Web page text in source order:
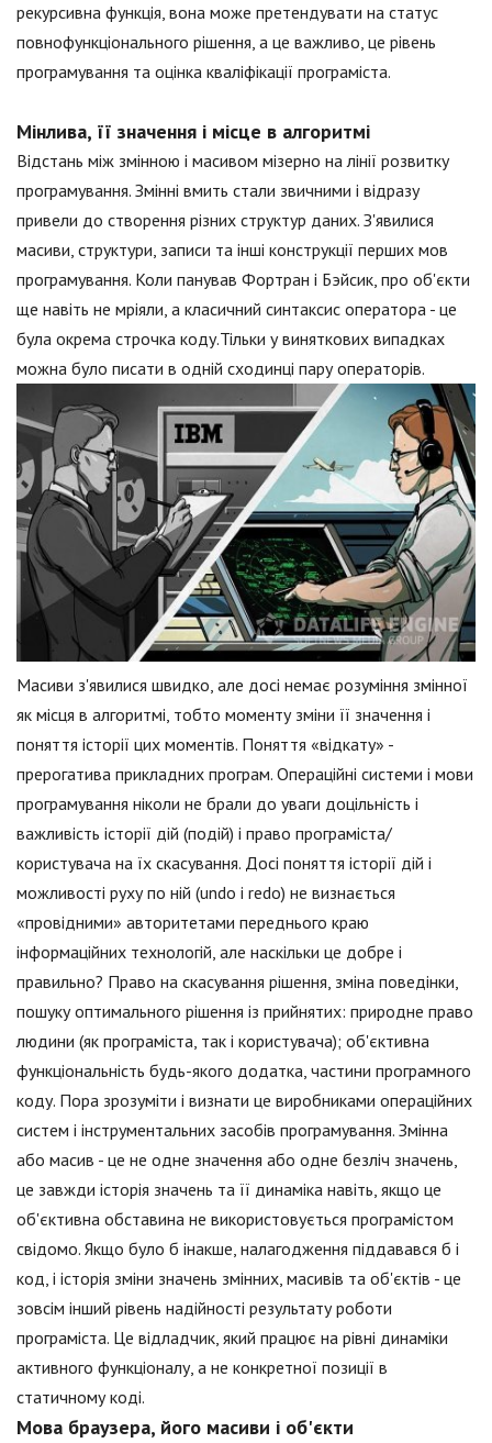
рекурсивна функція, вона може претендувати на статус
повнофункціонального рішення, а це важливо, це рівень
програмування та оцінка кваліфікації програміста.
Мінлива, її значення і місце в алгоритмі
Відстань між змінною і масивом мізерно на лінії розвитку
програмування. Змінні вмить стали звичними і відразу
привели до створення різних структур даних. З'явилися
масиви, структури, записи та інші конструкції перших мов
програмування. Коли панував Фортран і Бэйсик, про об'єкти
ще навіть не мріяли, а класичний синтаксис оператора - це
була окрема строчка коду.Тільки у виняткових випадках
можна було писати в одній сходинці пару операторів.
Масиви з'явилися швидко, але досі немає розуміння змінної
як місця в алгоритмі, тобто моменту зміни її значення і
поняття історії цих моментів. Поняття «відкату» -
прерогатива прикладних програм. Операційні системи і мови
програмування ніколи не брали до уваги доцільність і
важливість історії дій (подій) і право програміста/
користувача на їх скасування. Досі поняття історії дій і
можливості руху по ній (undo і redo) не визнається
«провідними» авторитетами переднього краю
інформаційних технологій, але наскільки це добре і
правильно? Право на скасування рішення, зміна поведінки,
пошуку оптимального рішення із прийнятих: природне право
людини (як програміста, так і користувача); об'єктивна
функціональність будь-якого додатка, частини програмного
коду. Пора зрозуміти і визнати це виробниками операційних
систем і інструментальних засобів програмування. Змінна
або масив - це не одне значення або одне безліч значень,
це завжди історія значень та її динаміка навіть, якщо це
об'єктивна обставина не використовується програмістом
свідомо. Якщо було б інакше, налагодження піддавався б і
код, і історія зміни значень змінних, масивів та об'єктів - це
зовсім інший рівень надійності результату роботи
програміста. Це відладчик, який працює на рівні динаміки
активного функціоналу, а не конкретної позиції в
статичному коді.
Мова браузера, його масиви і об'єкти